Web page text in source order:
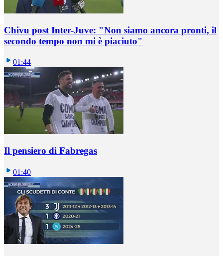
Chivu post Inter-Juve: "Non siamo ancora pronti, il
secondo tempo non mi è piaciuto"
01:44
Il pensiero di Fabregas
01:40